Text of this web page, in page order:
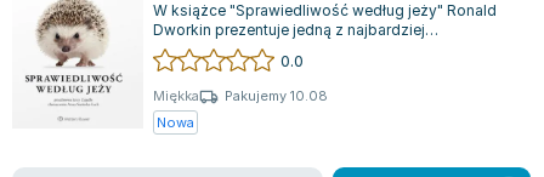
W książce "Sprawiedliwość według jeży" Ronald
Dworkin prezentuje jedną z najbardziej
wszechstronnych refleksji nad swoją filozofią...
0.0
Miękka
Pakujemy 10.08
Nowa